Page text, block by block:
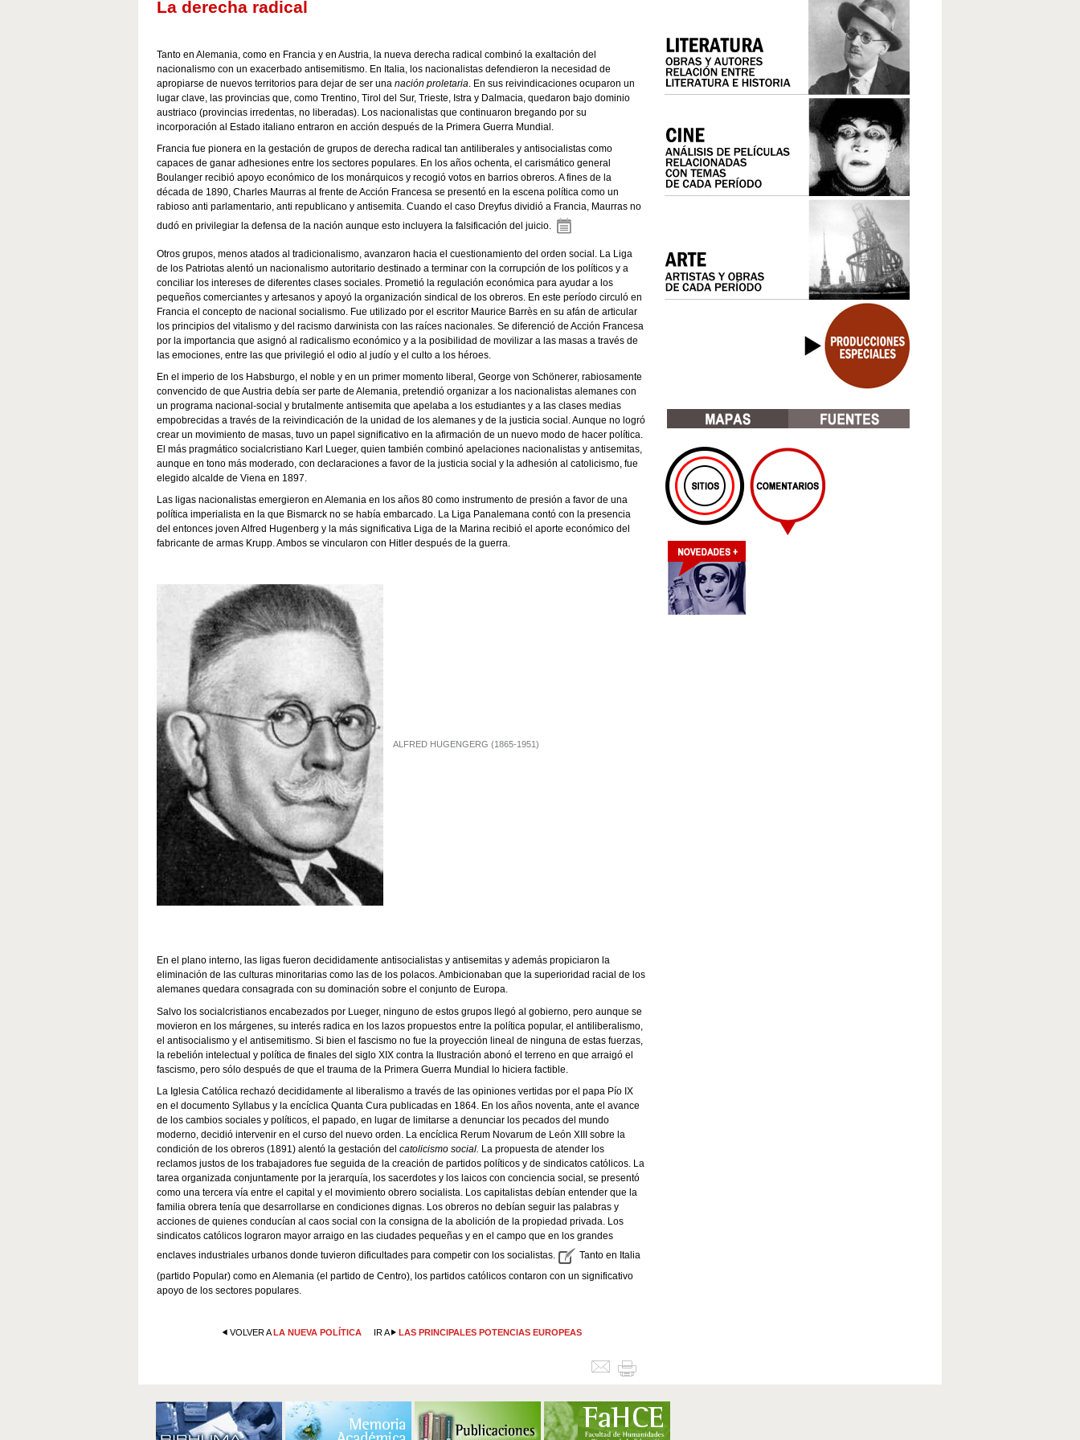
LA EXPERIENCIA SOVIÉTICA, DE LA GUERRA CIVIL A LA SEGUNDA GUERRA
MUNDIAL
LA SEGUNDA GUERRA MUNDIAL Y EL HOLOCAUSTO
EL MUNDO COLONIAL Y DEPENDIENTE
EL ESCENARIO COMUNISTA
EL TERCER MUNDO
IMPOSICIÓN Y CRISIS DEL NEOLIBERALISMO EN EL
La derecha radical
Tanto en Alemania, como en Francia y en Austria, la nueva derecha radical combinó la exaltación del
nacionalismo con un exacerbado antisemitismo. En Italia, los nacionalistas defendieron la necesidad de
apropiarse de nuevos territorios para dejar de ser unanación proletaria . En sus reivindicaciones ocuparon un
lugar clave, las provincias que, como Trentino, Tirol del Sur, Trieste, Istra y Dalmacia, quedaron bajo dominio
austriaco (provincias irredentas, no liberadas). Los nacionalistas que continuaron bregando por su
incorporación al Estado italiano entraron en acción después de la Primera Guerra Mundial.
Francia fue pionera en la gestación de grupos de derecha radical tan antiliberales y antisocialistas como
capaces de ganar adhesiones entre los sectores populares. En los años ochenta, el carismático general
Boulanger recibió apoyo económico de los monárquicos y recogió votos en barrios obreros. A fines de la
década de 1890, Charles Maurras al frente de Acción Francesa se presentó en la escena política como un
rabioso anti parlamentario, anti republicano y antisemita. Cuando el caso Dreyfus dividió a Francia, Maurras no
dudó en privilegiar la defensa de la nación aunque esto incluyera la falsificación del juicio.
Otros grupos, menos atados al tradicionalismo, avanzaron hacia el cuestionamiento del orden social. La Liga
de los Patriotas alentó un nacionalismo autoritario destinado a terminar con la corrupción de los políticos y a
conciliar los intereses de diferentes clases sociales. Prometió la regulación económica para ayudar a los
pequeños comerciantes y artesanos y apoyó la organización sindical de los obreros. En este período circuló en
Francia el concepto de nacional socialismo. Fue utilizado por el escritor Maurice Barrès en su afán de articular
los principios del vitalismo y del racismo darwinista con las raíces nacionales. Se diferenció de Acción Francesa
por la importancia que asignó al radicalismo económico y a la posibilidad de movilizar a las masas a través de
las emociones, entre las que privilegió el odio al judío y el culto a los héroes.
En el imperio de los Habsburgo, el noble y en un primer momento liberal, George von Schönerer, rabiosamente
convencido de que Austria debía ser parte de Alemania, pretendió organizar a los nacionalistas alemanes con
un programa nacional-social y brutalmente antisemita que apelaba a los estudiantes y a las clases medias
empobrecidas a través de la reivindicación de la unidad de los alemanes y de la justicia social. Aunque no logró
crear un movimiento de masas, tuvo un papel significativo en la afirmación de un nuevo modo de hacer política.
El más pragmático socialcristiano Karl Lueger, quien también combinó apelaciones nacionalistas y antisemitas,
aunque en tono más moderado, con declaraciones a favor de la justicia social y la adhesión al catolicismo, fue
elegido alcalde de Viena en 1897.
Las ligas nacionalistas emergieron en Alemania en los años 80 como instrumento de presión a favor de una
política imperialista en la que Bismarck no se había embarcado. La Liga Panalemana contó con la presencia
del entonces joven Alfred Hugenberg y la más significativa Liga de la Marina recibió el aporte económico del
fabricante de armas Krupp. Ambos se vincularon con Hitler después de la guerra.
ALFRED HUGENGERG (1865-1951)
En el plano interno, las ligas fueron decididamente antisocialistas y antisemitas y además propiciaron la
eliminación de las culturas minoritarias como las de los polacos. Ambicionaban que la superioridad racial de los
alemanes quedara consagrada con su dominación sobre el conjunto de Europa.
Salvo los socialcristianos encabezados por Lueger, ninguno de estos grupos llegó al gobierno, pero aunque se
movieron en los márgenes, su interés radica en los lazos propuestos entre la política popular, el antiliberalismo,
el antisocialismo y el antisemitismo. Si bien el fascismo no fue la proyección lineal de ninguna de estas fuerzas,
la rebelión intelectual y política de finales del siglo XIX contra la Ilustración abonó el terreno en que arraigó el
fascismo, pero sólo después de que el trauma de la Primera Guerra Mundial lo hiciera factible.
La Iglesia Católica rechazó decididamente al liberalismo a través de las opiniones vertidas por el papa Pío IX
en el documento Syllabus y la encíclica Quanta Cura publicadas en 1864. En los años noventa, ante el avance
de los cambios sociales y políticos, el papado, en lugar de limitarse a denunciar los pecados del mundo
moderno, decidió intervenir en el curso del nuevo orden. La encíclica Rerum Novarum de León XIII sobre la
condición de los obreros (1891) alentó la gestación delcatolicismo social. La propuesta de atender los
reclamos justos de los trabajadores fue seguida de la creación de partidos políticos y de sindicatos católicos. La
tarea organizada conjuntamente por la jerarquía, los sacerdotes y los laicos con conciencia social, se presentó
como una tercera vía entre el capital y el movimiento obrero socialista. Los capitalistas debían entender que la
familia obrera tenía que desarrollarse en condiciones dignas. Los obreros no debían seguir las palabras y
acciones de quienes conducían al caos social con la consigna de la abolición de la propiedad privada. Los
sindicatos católicos lograron mayor arraigo en las ciudades pequeñas y en el campo que en los grandes
enclaves industriales urbanos donde tuvieron dificultades para competir con los socialistas.
Tanto en Italia
(partido Popular) como en Alemania (el partido de Centro), los partidos católicos contaron con un significativo
apoyo de los sectores populares.
VOLVER ALA NUEVA POLÍTICA IR A LAS PRINCIPALES POTENCIAS EUROPEAS